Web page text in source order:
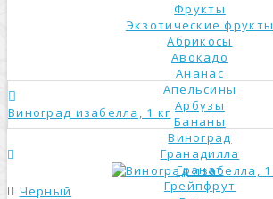
Фрукты
Экзотические фрукты
Абрикосы
Авокадо
Ананас
Апельсины
Арбузы
Бананы
Виноград
Гранадилла
Гранат
Грейпфрут
Виноград изабелла, 1 кг
Черный